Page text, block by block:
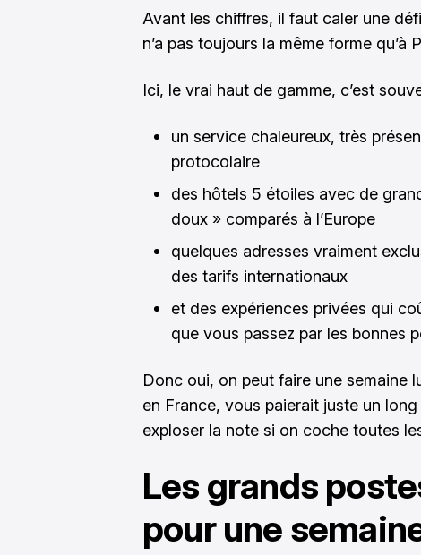
Avant les chiffres, il faut caler une
n’a pas toujours la même forme qu’à
Ici, le vrai haut de gamme, c’est
un service chaleureux, très
protocolaire
des hôtels 5 étoiles avec de
doux » comparés à l’Europe
quelques adresses vraiment
des tarifs internationaux
et des expériences privées qui
que vous passez par les bonnes
Donc oui, on peut faire une semaine
en France, vous paierait juste un
exploser la note si on coche toutes
Les grands
pour une